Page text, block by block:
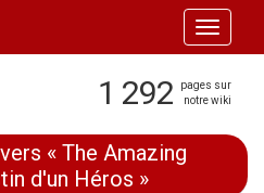
Toggle
1 292
pages sur
notre wiki
« The Amazing
d'un Héros »